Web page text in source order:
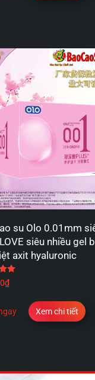
su Olo 0.01mm
siêu nhiều gel
axit hyaluronic
₫
Xem chi tiết